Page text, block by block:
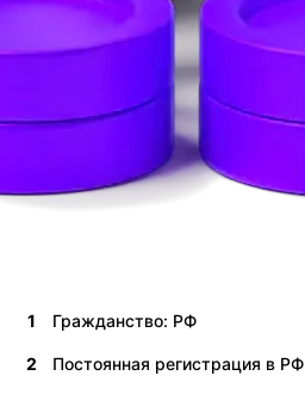
1 Гражданство: РФ
2 Постоянная регистрация в РФ